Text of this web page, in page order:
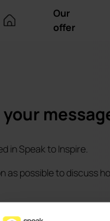
Our
offer
in Speak to Inspire.
as possible to discuss